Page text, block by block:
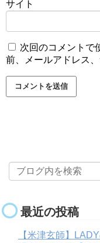
サイト
次回のコメントで
前、メールアドレス
最近の投稿
【米津玄師】